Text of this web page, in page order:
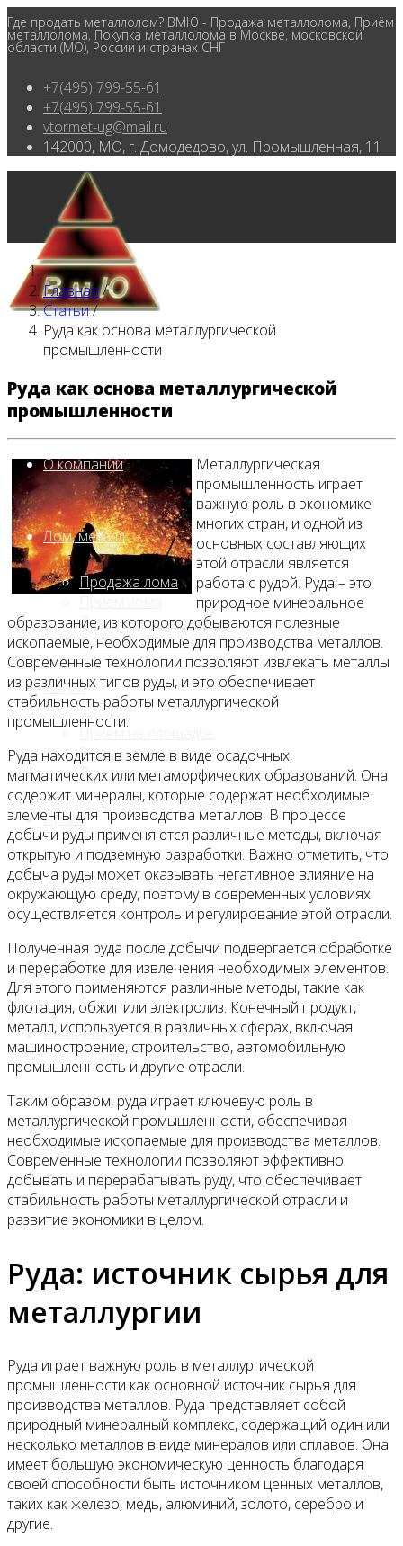
Где продать металлолом? ВМЮ - Продажа металлолома, Приём
металлолома, Покупка металлолома в Москве, московской
области (МО), России и странах СНГ
+7(495) 799-55-61
+7(495) 799-55-61
vtormet-ug@mail.ru
142000, МО, г. Домодедово, ул. Промышленная, 11
Главная
О компании
Лом, металл
Продажа лома
Лом чёрных металлов
Лом цветных металлов
Услуги
Приём на площадке
Резка и вывоз
Демонтаж
Прайс
Спецпредложения
Статьи
Контакты
Главная/
Статьи/
Руда как основа металлургической
промышленности
Руда как основа металлургической
промышленности
Металлургическая
промышленность играет
важную роль в экономике
многих стран, и одной из
основных составляющих
этой отрасли является
работа с рудой. Руда – это
природное минеральное
образование, из которого добываются полезные
ископаемые, необходимые для производства металлов.
Современные технологии позволяют извлекать металлы
из различных типов руды, и это обеспечивает
стабильность работы металлургической
промышленности.
Руда находится в земле в виде осадочных,
магматических или метаморфических образований. Она
содержит минералы, которые содержат необходимые
элементы для производства металлов. В процессе
добычи руды применяются различные методы, включая
открытую и подземную разработки. Важно отметить, что
добыча руды может оказывать негативное влияние на
окружающую среду, поэтому в современных условиях
осуществляется контроль и регулирование этой отрасли.
Полученная руда после добычи подвергается обработке
и переработке для извлечения необходимых элементов.
Для этого применяются различные методы, такие как
флотация, обжиг или электролиз. Конечный продукт,
металл, используется в различных сферах, включая
машиностроение, строительство, автомобильную
промышленность и другие отрасли.
Таким образом, руда играет ключевую роль в
металлургической промышленности, обеспечивая
необходимые ископаемые для производства металлов.
Современные технологии позволяют эффективно
добывать и перерабатывать руду, что обеспечивает
стабильность работы металлургической отрасли и
развитие экономики в целом.
Руда: источник сырья для
металлургии
Руда играет важную роль в металлургической
промышленности как основной источник сырья для
производства металлов. Руда представляет собой
природный минералный комплекс, содержащий один или
несколько металлов в виде минералов или сплавов. Она
имеет большую экономическую ценность благодаря
своей способности быть источником ценных металлов,
таких как железо, медь, алюминий, золото, серебро и
другие.